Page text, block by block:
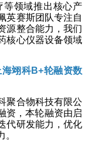
等领域推出核心产
英赛斯团队专注自
源整合能力，我们
核心仪器设备领域
翊科B+轮融资数
聚合物科技有限公
资，本轮融资由启
代研发能力，优化